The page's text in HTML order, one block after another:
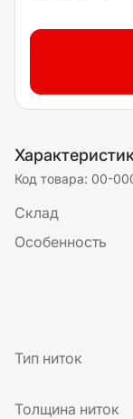
Код товара: 00-
Склад
Особенность
Тип ниток
Толщина ниток